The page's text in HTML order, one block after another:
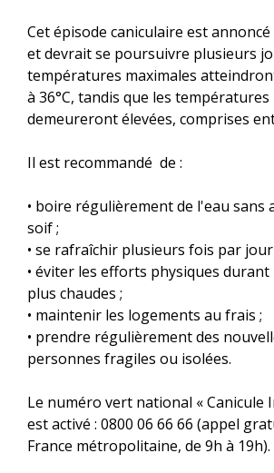
Cet épisode caniculaire est
et devrait se poursuivre plusieurs
températures maximales
à 36°C, tandis que les
demeureront élevées, comprises
Il est recommandé de :
• boire régulièrement de l'eau sans
soif ;
• se rafraîchir plusieurs fois par jour
• éviter les efforts physiques durant
plus chaudes ;
• maintenir les logements au frais ;
• prendre régulièrement des
personnes fragiles ou isolées.
Le numéro vert national « Canicule
est activé : 0800 06 66 66 (appel
France métropolitaine, de 9h à 19h).